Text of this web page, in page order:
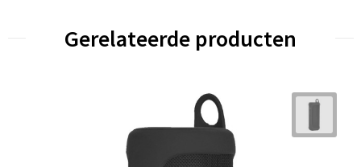
Gerelateerde producten